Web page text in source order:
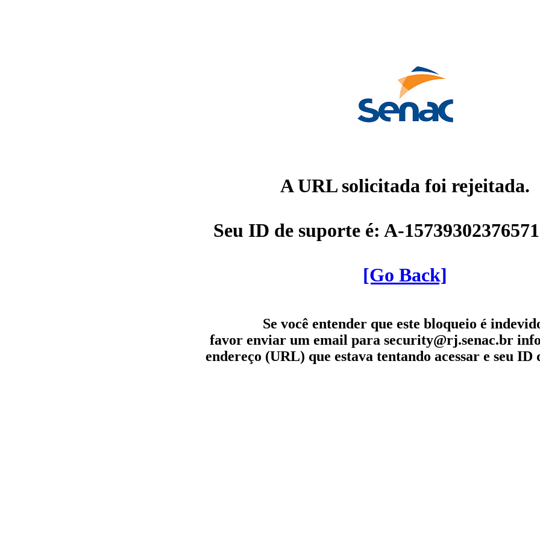
A URL solicitada foi rejeitada.
Seu ID de suporte é: A-
[Go Back]
Se você entender que este bloqueio é
favor enviar um email para security@rj.senac.br
endereço (URL) que estava tentando acessar e seu ID